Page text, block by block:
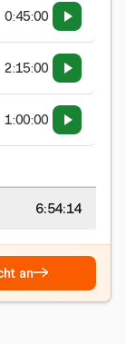
0:45:00
2:15:00
1:00:00
6:54:15
an→